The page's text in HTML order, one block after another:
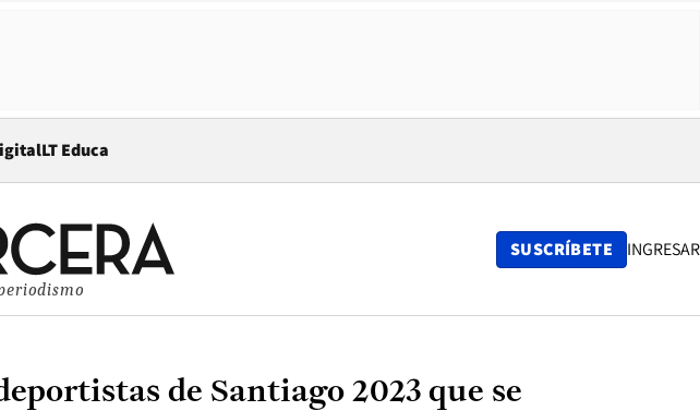
Opens in new window
LT Educa
SUSCRÍBETE INGRESAR
de Santiago 2023 que se